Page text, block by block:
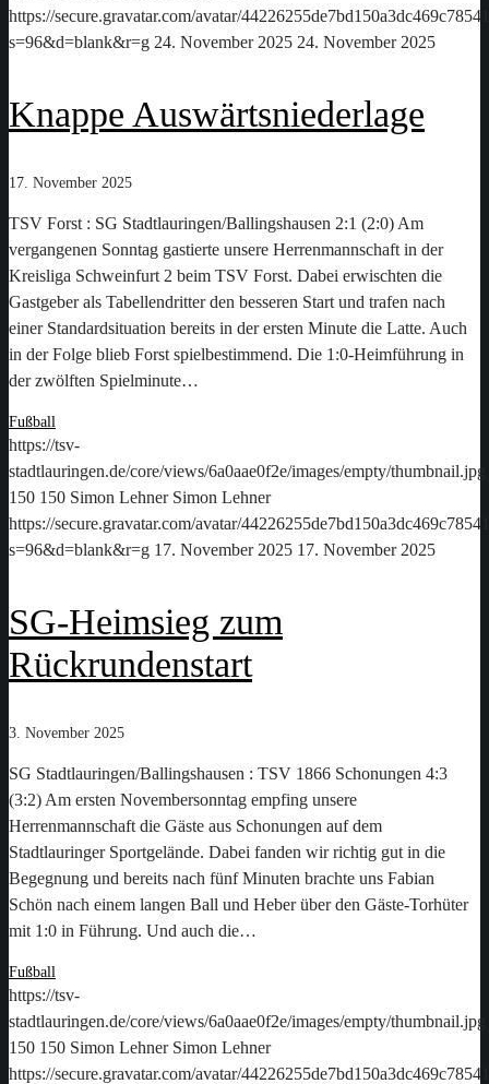
https://secure.gravatar.com/avatar/
s=96&d=blank&r=g 24. November 2025 24. November 2025
Knappe Auswärtsniederlage
17. November 2025
TSV Forst : SG Stadtlauringen/Ballingshausen 2:1 (2:0) Am
vergangenen Sonntag gastierte unsere Herrenmannschaft in der
Kreisliga Schweinfurt 2 beim TSV Forst. Dabei erwischten die
Gastgeber als Tabellendritter den besseren Start und trafen nach
einer Standardsituation bereits in der ersten Minute die Latte. Auch
in der Folge blieb Forst spielbestimmend. Die 1:0-Heimführung in
der zwölften Spielminute…
Fußball
https://tsv-
stadtlauringen.de/core/views/6a0aae0f2e/images/empty/thumbnail.jpg
150 150 Simon Lehner Simon Lehner
https://secure.gravatar.com/avatar/
s=96&d=blank&r=g 17. November 2025 17. November 2025
SG-Heimsieg zum
Rückrundenstart
3. November 2025
SG Stadtlauringen/Ballingshausen : TSV 1866 Schonungen 4:3
(3:2) Am ersten Novembersonntag empfing unsere
Herrenmannschaft die Gäste aus Schonungen auf dem
Stadtlauringer Sportgelände. Dabei fanden wir richtig gut in die
Begegnung und bereits nach fünf Minuten brachte uns Fabian
Schön nach einem langen Ball und Heber über den Gäste-Torhüter
mit 1:0 in Führung. Und auch die…
Fußball
https://tsv-
stadtlauringen.de/core/views/6a0aae0f2e/images/empty/thumbnail.jpg
150 150 Simon Lehner Simon Lehner
https://secure.gravatar.com/avatar/